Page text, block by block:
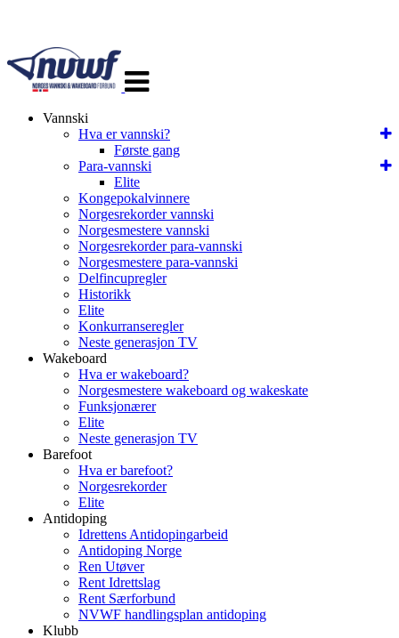
navigasjon
Vannski
Hva er vannski?
Første gang
Para-vannski
Elite
Kongepokalvinnere
Norgesrekorder vannski
Norgesmestere vannski
Norgesrekorder para-vannski
Norgesmestere para-vannski
Delfincupregler
Historikk
Elite
Konkurranseregler
Neste generasjon TV
Wakeboard
Hva er wakeboard?
Norgesmestere wakeboard og wakeskate
Funksjonærer
Elite
Neste generasjon TV
Barefoot
Hva er barefoot?
Norgesrekorder
Elite
Antidoping
Idrettens Antidopingarbeid
Antidoping Norge
Ren Utøver
Rent Idrettslag
Rent Særforbund
NVWF handlingsplan antidoping
Klubb